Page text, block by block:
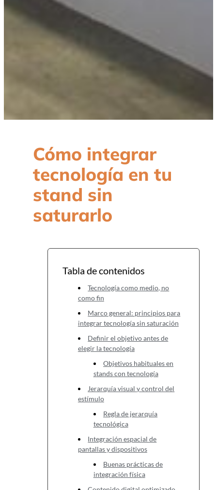
Cómo integrar
tecnología en tu
stand sin
saturarlo
Tabla de contenidos
Tecnología como medio, no
como fin
Marco general: principios para
integrar tecnología sin saturación
Definir el objetivo antes de
elegir la tecnología
Objetivos habituales en
stands con tecnología
Jerarquía visual y control del
estímulo
Regla de jerarquía
tecnológica
Integración espacial de
pantallas y dispositivos
Buenas prácticas de
integración física